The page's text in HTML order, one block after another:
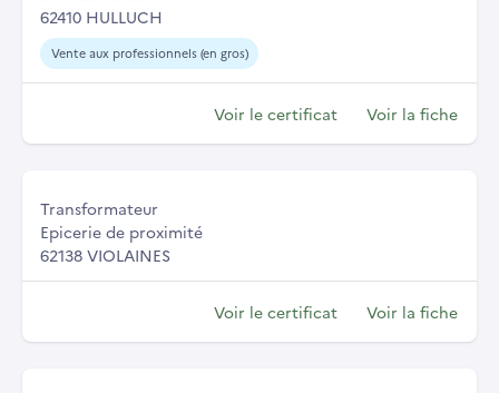
62410 HULLUCH
Vente aux professionnels (en gros)
Voir le certificat Voir la fiche
Transformateur
Epicerie de proximité
62138 VIOLAINES
Voir le certificat Voir la fiche